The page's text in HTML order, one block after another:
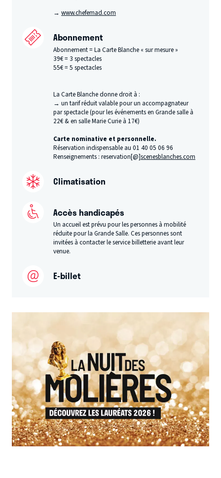
→www​.chefe​mad​.com
Abonnement
Abonnement = La Carte Blanche « sur mesure »
39€ = 3 spectacles
55€ = 5 spectacles
La Carte Blanche donne droit à :
→ un tarif réduit valable pour un accompagnateur
par spectacle (pour les événements en Grande salle à
22€ & en salle Marie Curie à 17€)
Carte nominative et personnelle.
​Réservation indispensable au 01 40 05 06 96
Renseignements : reservation[@]scenesblanches.com
Climatisation
Accès handicapés
Un accueil est prévu pour les personnes à mobilité
réduite pour la Grande Salle. Ces personnes sont
invitées à contacter le service billetterie avant leur
venue.
E-billet